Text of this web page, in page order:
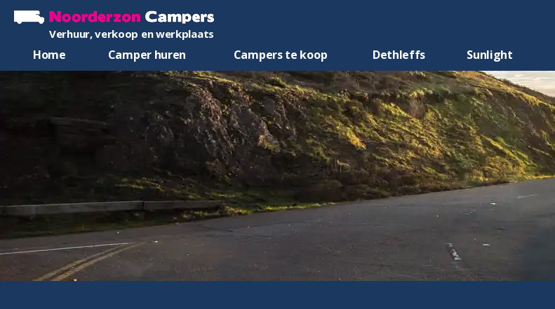
Verhuur, verkoop en werkplaats
Home Camper huren Campers te koop Dethleffs Sunlight